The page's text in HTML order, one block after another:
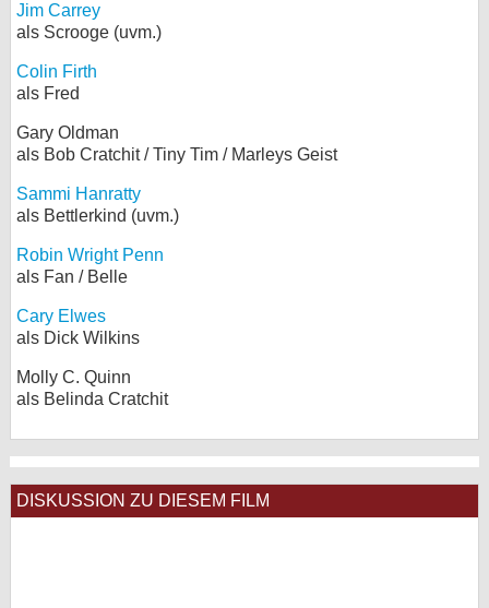
Jim Carrey
als Scrooge (uvm.)
Colin Firth
als Fred
Gary Oldman
als Bob Cratchit / Tiny Tim / Marleys Geist
Sammi Hanratty
als Bettlerkind (uvm.)
Robin Wright Penn
als Fan / Belle
Cary Elwes
als Dick Wilkins
Molly C. Quinn
als Belinda Cratchit
DISKUSSION ZU DIESEM FILM